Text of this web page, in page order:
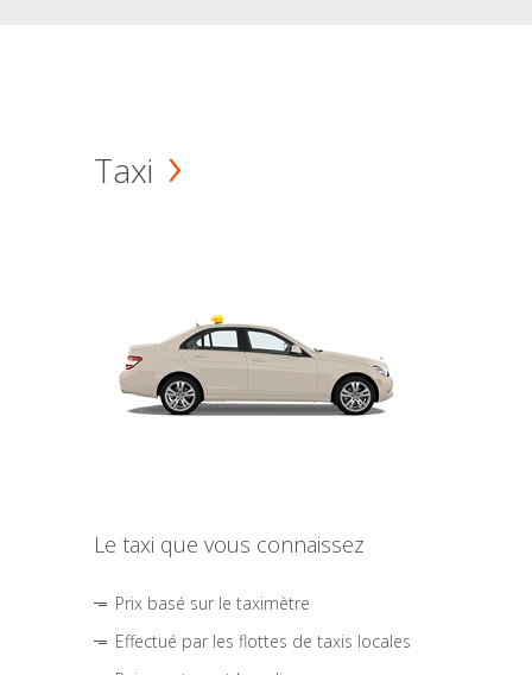
Taxi
Le taxi que vous connaissez
Prix basé sur le taximètre
Effectué par les flottes de taxis locales